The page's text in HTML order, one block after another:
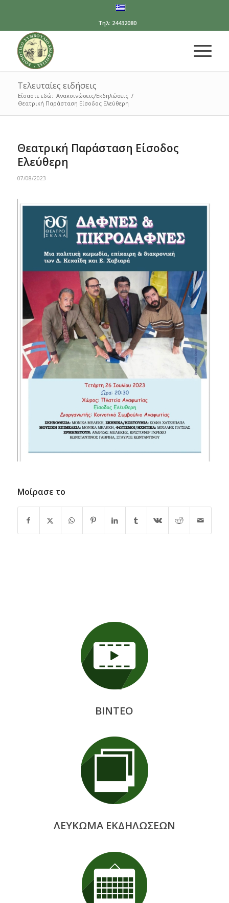
Τηλ: 24432080
Τελευταίες ειδήσεις
Είσαστε εδώ: Ανακοινώσεις/Εκδηλώσεις /
Θεατρική Παράσταση Είσοδος Ελεύθερη
Θεατρική Παράσταση Είσοδος
Ελεύθερη
07/08/2023
Μοίρασε το
ΒΙΝΤΕΟ
ΛΕΥΚΩΜΑ ΕΚΔΗΛΩΣΕΩΝ